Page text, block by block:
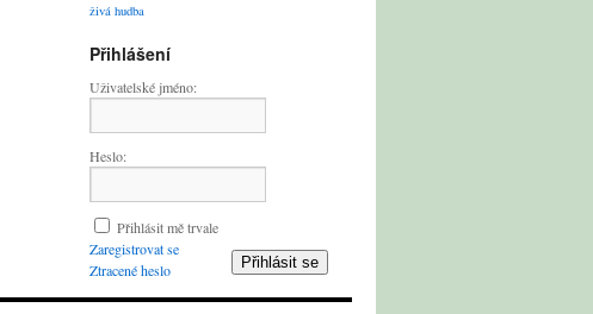
živá hudba
Přihlášení
Uživatelské jméno:
Heslo:
Přihlásit mě trvale
Přihlásit se
Zaregistrovat se
Ztracené heslo